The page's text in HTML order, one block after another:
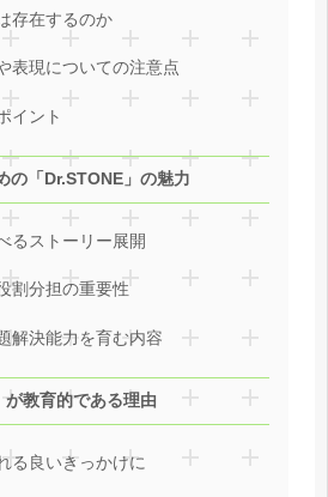
存在するのか
表現についての注意点
イント
の「Dr.STONE」の魅力
るストーリー展開
割分担の重要性
解決能力を育む内容
が教育的である理由
る良いきっかけに